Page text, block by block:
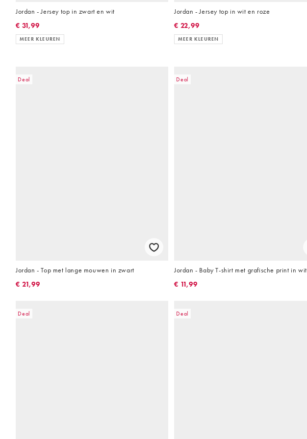
Jordan - Jersey top in zwart en wit
€ 31,99
MEER KLEUREN
Jordan - Jersey top in wit en roze
€ 22,99
MEER KLEUREN
Deal
Jordan - Top met lange mouwen in zwart
€ 21,99
Deal
Jordan - Baby T-shirt met grafische print in wit
€ 11,99
Deal Deal